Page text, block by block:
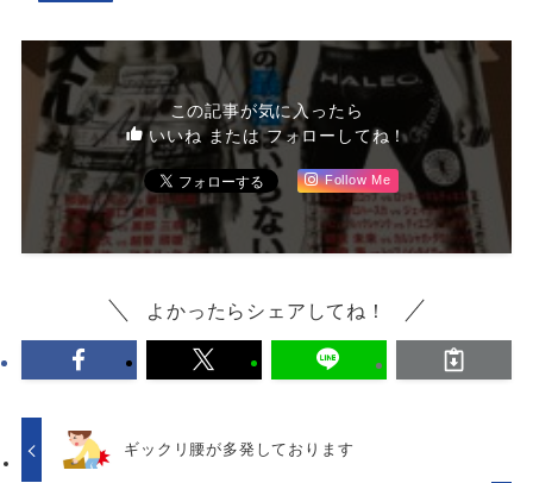
この記事が気に入ったら
いいね または フォローしてね！
Follow Me
よかったらシェアしてね！
ギックリ腰が多発しております